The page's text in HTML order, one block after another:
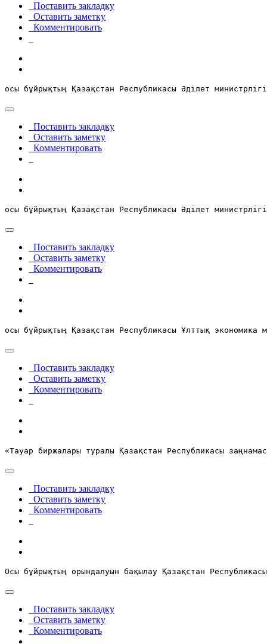
Поставить закладку
Оставить заметку
Комментировать
осы бұйрықтың Қазақстан Республикасы Әділет
Поставить закладку
Оставить заметку
Комментировать
осы бұйрықтың Қазақстан Республикасы Әділет
Поставить закладку
Оставить заметку
Комментировать
осы бұйрықтың Қазақстан Республикасы Ұлттық экономика
Поставить закладку
Оставить заметку
Комментировать
«Тауар биржалары туралы Қазақстан Республикасы
Поставить закладку
Оставить заметку
Комментировать
Осы бұйрықтың орындалуын бақылау Қазақстан
Поставить закладку
Оставить заметку
Комментировать